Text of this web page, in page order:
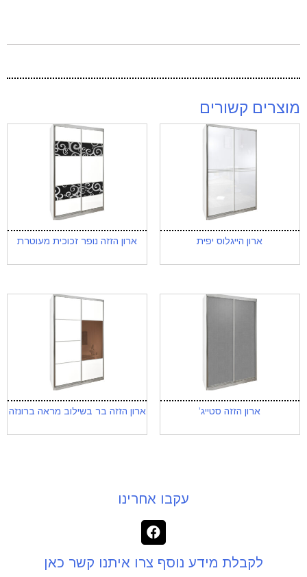
מוצרים קשורים
ארון הייגלוס יפית ארון הזזה נופר זכוכית מעוטרת
ארון הזזה סטייג’ ארון הזזה בר בשילוב מראה ברונזה
עקבו אחרינו
לקבלת מידע נוסף צרו איתנו קשר כאן